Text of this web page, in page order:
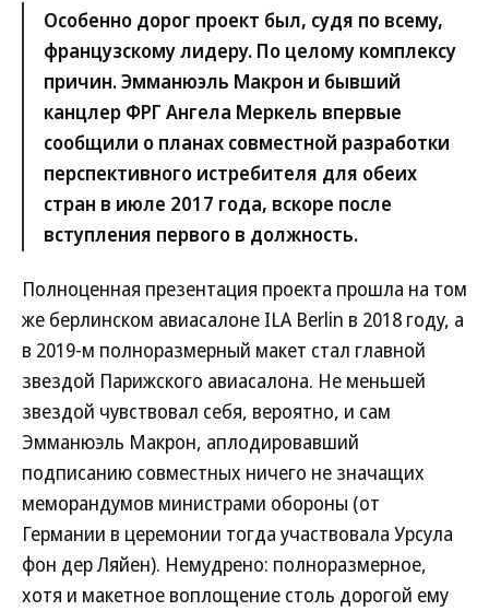
Особенно дорог проект был, судя по всему,
французскому лидеру. По целому комплексу
причин. Эмманюэль Макрон и бывший
канцлер ФРГ Ангела Меркель впервые
сообщили о планах совместной разработки
перспективного истребителя для обеих
стран в июле 2017 года, вскоре после
вступления первого в должность.
Полноценная презентация проекта прошла на том
же берлинском авиасалоне ILA Berlin в 2018 году, а
в 2019-м полноразмерный макет стал главной
звездой Парижского авиасалона. Не меньшей
звездой чувствовал себя, вероятно, и сам
Эмманюэль Макрон, аплодировавший
подписанию совместных ничего не значащих
меморандумов министрами обороны (от
Германии в церемонии тогда участвовала Урсула
фон дер Ляйен). Немудрено: полноразмерное,
хотя и макетное воплощение столь дорогой ему